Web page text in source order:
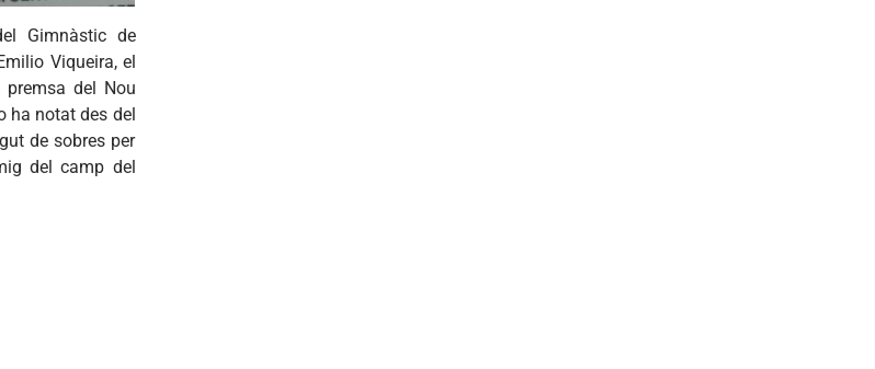
Gimnàsticde
Viqueira, el
premsa del Nou
ha notat des del
desobres per
del camp del